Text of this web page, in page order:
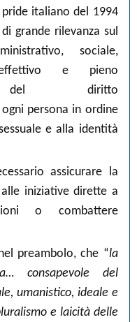
italiano del 1994
grande rilevanza sul
sociale,
e pieno
del diritto
persona in ordine
e alla identità
assicurare la
iniziative dirette a
o combattere
preambolo, che “la
consapevole del
umanistico, ideale e
e laicità delle